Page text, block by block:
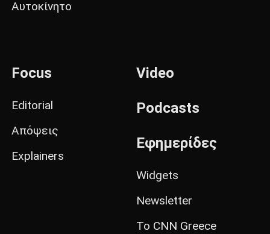
Αυτοκίνητο
Focus
Editorial
Απόψεις
Explainers
Video
Podcasts
Εφημερίδες
Widgets
Newsletter
Το CNN Greece